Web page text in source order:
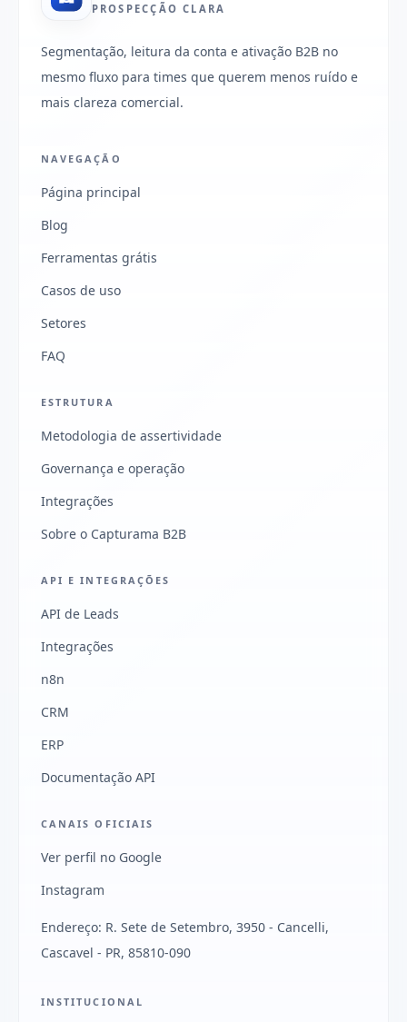
PROSPECÇÃO CLARA
Segmentação, leitura da conta e ativação B2B no
mesmo fluxo para times que querem menos ruído e
mais clareza comercial.
NAVEGAÇÃO
Página principal
Blog
Ferramentas grátis
Casos de uso
Setores
FAQ
ESTRUTURA
Metodologia de assertividade
Governança e operação
Integrações
Sobre o Capturama B2B
API E INTEGRAÇÕES
API de Leads
Integrações
n8n
CRM
ERP
Documentação API
CANAIS OFICIAIS
Ver perfil no Google
Instagram
Endereço: R. Sete de Setembro, 3950 - Cancelli,
Cascavel - PR, 85810-090
INSTITUCIONAL